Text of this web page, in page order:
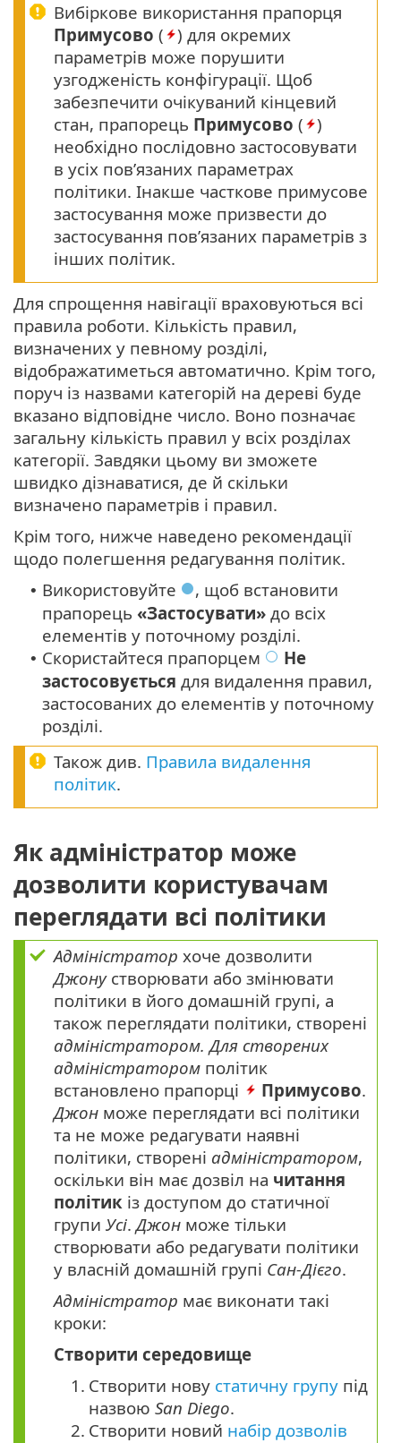
Вибіркове використання прапорця
Примусово (
) для окремих
параметрів може порушити
узгодженість конфігурації. Щоб
забезпечити очікуваний кінцевий
стан, прапорець Примусово (
)
необхідно послідовно застосовувати
в усіх пов’язаних параметрах
політики. Інакше часткове примусове
застосування може призвести до
застосування пов’язаних параметрів з
інших політик.
Для спрощення навігації враховуються всі
правила роботи. Кількість правил,
визначених у певному розділі,
відображатиметься автоматично. Крім того,
поруч із назвами категорій на дереві буде
вказано відповідне число. Воно позначає
загальну кількість правил у всіх розділах
категорії. Завдяки цьому ви зможете
швидко дізнаватися, де й скільки
визначено параметрів і правил.
Крім того, нижче наведено рекомендації
щодо полегшення редагування політик.
• Використовуйте
, щоб встановити
прапорець «Застосувати» до всіх
елементів у поточному розділі.
• Скористайтеся прапорцем
Не
застосовується для видалення правил,
застосованих до елементів у поточному
розділі.
Також див. Правила видалення
політик.
Як адміністратор може
дозволити користувачам
переглядати всі політики
Адміністратор хоче дозволити
Джонустворювати або змінювати
політики в його домашній групі, а
також переглядати політики, створені
адміністратором. Для створених
адміністратором політик
встановлено прапорці
Примусово.
Джон може переглядати всі політики
та не може редагувати наявні
політики, створені адміністратором,
оскільки він має дозвіл на читання
політик із доступом до статичної
групи Усі.Джон може тільки
створювати або редагувати політики
у власній домашній групі Сан-Дієго.
Адміністратор має виконати такі
кроки:
Створити середовище
1. Створити нову статичну групу під
назвою San Diego.
2. Створити новий набір дозволів